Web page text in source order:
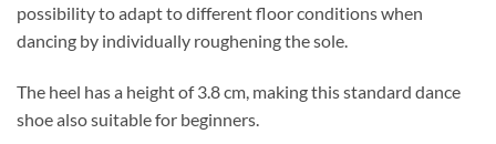
possibility to adapt to different floor conditions when
dancing by individually roughening the sole.
The heel has a height of 3.8 cm, making this standard dance
shoe also suitable for beginners.